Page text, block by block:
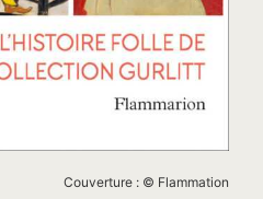
Couverture : © Flammation